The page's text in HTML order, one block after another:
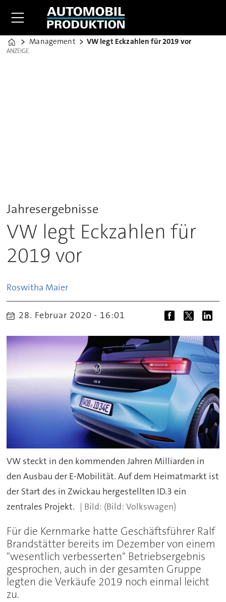
Home
Management VW legt Eckzahlen für 2019 vor
ANZEIGE
ANZEIGE
Jahresergebnisse
VW legt Eckzahlen für
2019 vor
Roswitha Maier
28. Februar 2020 - 16:01
VW steckt in den kommenden Jahren Milliarden in
den Ausbau der E-Mobilität. Auf dem Heimatmarkt ist
der Start des in Zwickau hergestellten ID.3 ein
zentrales Projekt.
(Bild: Volkswagen)
Für die Kernmarke hatte Geschäftsführer Ralf
Brandstätter bereits im Dezember von einem
"wesentlich verbesserten" Betriebsergebnis
gesprochen, auch in der gesamten Gruppe
legten die Verkäufe 2019 noch einmal leicht
zu.